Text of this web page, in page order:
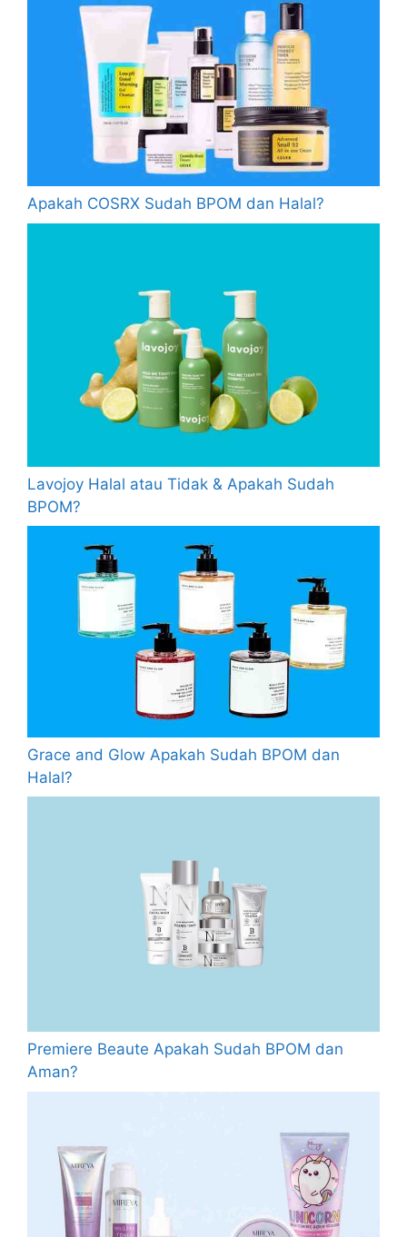
Apakah COSRX Sudah BPOM dan Halal?
Lavojoy Halal atau Tidak & Apakah Sudah
BPOM?
Grace and Glow Apakah Sudah BPOM dan
Halal?
Premiere Beaute Apakah Sudah BPOM dan
Aman?